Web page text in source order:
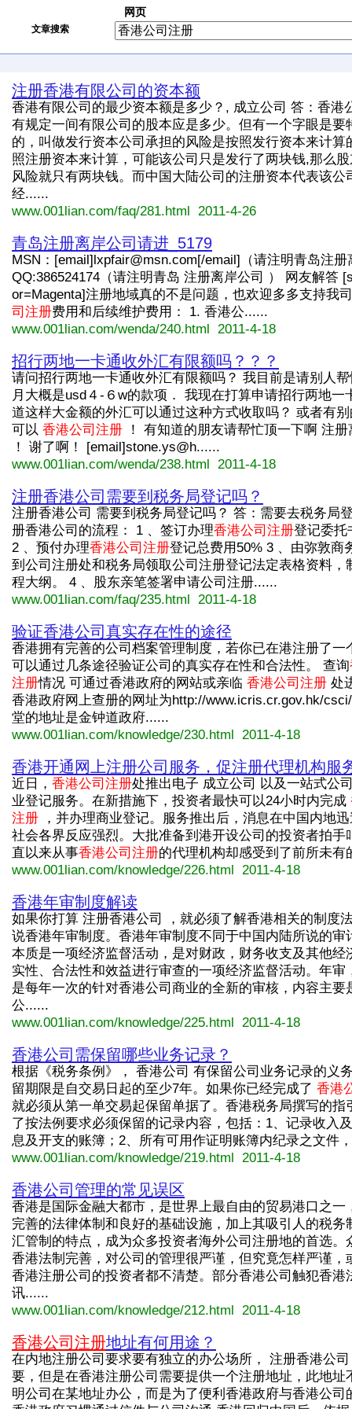
文章搜索
网页
注册香港有限公司的资本额
香港有限公司的最少资本额是多少？, 成立公司 答：香港
有规定一间有限公司的股本应是多少。但有一个字眼是要
的，叫做发行资本公司承担的风险是按照发行资本来计算
照注册资本来计算，可能该公司只是发行了两块钱,那么
风险就只有两块钱。而中国大陆公司的注册资本代表该公
经......
www.001lian.com/faq/281.html 2011-4-26
青岛注册离岸公司请进_5179
MSN：[email]lxpfair@msn.com[/email]（请注明青岛注册
QQ:386524174（请注明青岛 注册离岸公司 ） 网友解答
or=Magenta]注册地域真的不是问题，也欢迎多多支持我
司注册费用和后续维护费用： 1. 香港公......
www.001lian.com/wenda/240.html 2011-4-18
招行两地一卡通收外汇有限额吗？？？
请问招行两地一卡通收外汇有限额吗？ 我目前是请别人
月大概是usd４-６w的款项． 我现在打算申请招行两地一
道这样大金额的外汇可以通过这种方式收取吗？ 或者有
可以 香港公司注册 ！ 有知道的朋友请帮忙顶一下啊 注
！ 谢了啊！ [email]stone.ys@h......
www.001lian.com/wenda/238.html 2011-4-18
注册香港公司需要到税务局登记吗？
注册香港公司 需要到税务局登记吗？ 答：需要去税务局
册香港公司的流程： 1 、签订办理香港公司注册登记委托
2 、预付办理香港公司注册登记总费用50% 3 、由弥敦商
到公司注册处和税务局领取公司注册登记法定表格资料，
程大纲。 4 、股东亲笔签署申请公司注册......
www.001lian.com/faq/235.html 2011-4-18
验证香港公司真实存在性的途径
香港拥有完善的公司档案管理制度，若你已在港注册了一
可以通过几条途径验证公司的真实存在性和合法性。 查询
注册情况 可通过香港政府的网站或亲临 香港公司注册 处
香港政府网上查册的网址为http://www.icris.cr.gov.hk/
堂的地址是金钟道政府......
www.001lian.com/knowledge/230.html 2011-4-18
香港开通网上注册公司服务，促注册代理机构服
近日， 香港公司注册处推出电子 成立公司 以及一站式公
业登记服务。在新措施下，投资者最快可以24小时内完成
注册 ，并办理商业登记。服务推出后，消息在中国内地
社会各界反应强烈。大批准备到港开设公司的投资者拍手
直以来从事香港公司注册的代理机构却感受到了前所未有
www.001lian.com/knowledge/226.html 2011-4-18
香港年审制度解读
如果你打算 注册香港公司 ，就必须了解香港相关的制度
说香港年审制度。香港年审制度不同于中国内陆所说的审
本质是一项经济监督活动，是对财政，财务收支及其他经
实性、合法性和效益进行审查的一项经济监督活动。年审
是每年一次的针对香港公司商业的全新的审核，内容主要
公......
www.001lian.com/knowledge/225.html 2011-4-18
香港公司需保留哪些业务记录？
根据《税务条例》， 香港公司 有保留公司业务记录的义
留期限是自交易日起的至少7年。如果你已经完成了 香港
就必须从第一单交易起保留单据了。香港税务局撰写的指
了按法例要求必须保留的记录内容，包括：1、记录收入
息及开支的账簿；2、所有可用作证明账簿内纪录之文件
www.001lian.com/knowledge/219.html 2011-4-18
香港公司管理的常见误区
香港是国际金融大都市，是世界上最自由的贸易港口之一
完善的法律体制和良好的基础设施，加上其吸引人的税务
汇管制的特点，成为众多投资者海外公司注册地的首选。
香港法制完善，对公司的管理很严谨，但究竟怎样严谨，
香港注册公司的投资者都不清楚。部分香港公司触犯香港
讯......
www.001lian.com/knowledge/212.html 2011-4-18
香港公司注册地址有何用途？
在内地注册公司要求要有独立的办公场所， 注册香港公
要，但是在香港注册公司需要提供一个注册地址，此地址
明公司在某地址办公，而是为了便利香港政府与香港公司